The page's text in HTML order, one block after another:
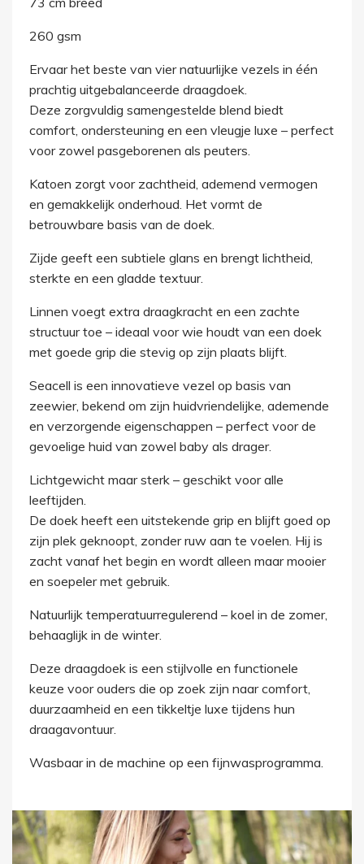
260 gsm
Ervaar het beste van vier natuurlijke vezels in één
prachtig uitgebalanceerde draagdoek.
Deze zorgvuldig samengestelde blend biedt
comfort, ondersteuning en een vleugje luxe – perfect
voor zowel pasgeborenen als peuters.
Katoen zorgt voor zachtheid, ademend vermogen
en gemakkelijk onderhoud. Het vormt de
betrouwbare basis van de doek.
Zijde geeft een subtiele glans en brengt lichtheid,
sterkte en een gladde textuur.
Linnen voegt extra draagkracht en een zachte
structuur toe – ideaal voor wie houdt van een doek
met goede grip die stevig op zijn plaats blijft.
Seacell is een innovatieve vezel op basis van
zeewier, bekend om zijn huidvriendelijke, ademende
en verzorgende eigenschappen – perfect voor de
gevoelige huid van zowel baby als drager.
Lichtgewicht maar sterk – geschikt voor alle
leeftijden.
De doek heeft een uitstekende grip en blijft goed op
zijn plek geknoopt, zonder ruw aan te voelen. Hij is
zacht vanaf het begin en wordt alleen maar mooier
en soepeler met gebruik.
Natuurlijk temperatuurregulerend – koel in de zomer,
behaaglijk in de winter.
Deze draagdoek is een stijlvolle en functionele
keuze voor ouders die op zoek zijn naar comfort,
duurzaamheid en een tikkeltje luxe tijdens hun
draagavontuur.
Wasbaar in de machine op een fijnwasprogramma.